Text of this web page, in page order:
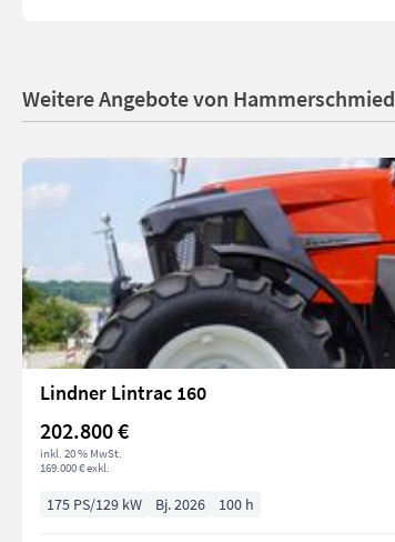
Weitere Angebote von
Lindner Lintrac 160
202.800 €
inkl. 20 % MwSt.
169.000 € exkl.
175 PS/129 kW Bj. 2026 100 h